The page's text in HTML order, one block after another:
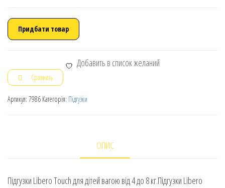
Придбати товар
Добавить в список желаний
Сравнить
Артикул: 7986 Категорія: Підгузки
ОПИС
Підгузки Libero Touch для дітей вагою від 4 до 8 кг.Підгузки Libero